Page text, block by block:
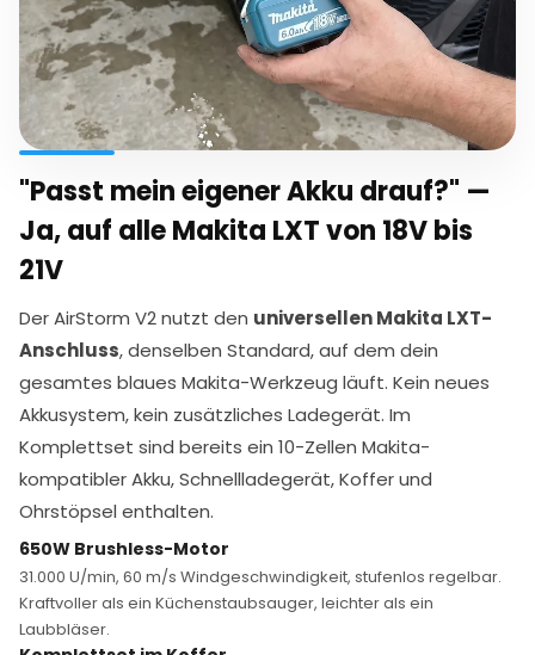
"Passt mein eigener Akku drauf?" —
Ja, auf alle Makita LXT von 18V bis
21V
Der AirStorm V2 nutzt den universellen Makita LXT-
Anschluss, denselben Standard, auf dem dein
gesamtes blaues Makita-Werkzeug läuft. Kein neues
Akkusystem, kein zusätzliches Ladegerät. Im
Komplettset sind bereits ein 10-Zellen Makita-
kompatibler Akku, Schnellladegerät, Koffer und
Ohrstöpsel enthalten.
650W Brushless-Motor
31.000 U/min, 60 m/s Windgeschwindigkeit, stufenlos regelbar.
Kraftvoller als ein Küchenstaubsauger, leichter als ein
Laubbläser.